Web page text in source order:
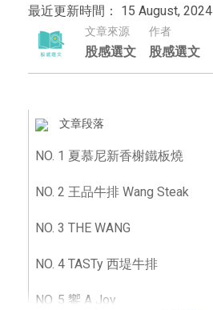
最近更新時間： 15 August, 2024
文章來源
股感選文
作者
股感選文
文章段落
NO. 1 夏慕尼新香榭鐵板燒
NO. 2 王品牛排 Wang Steak
NO. 3 THE WANG
NO. 4 TASTy 西堤牛排
NO. 5 饗 A Joy